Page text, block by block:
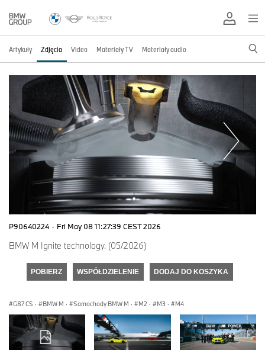
Artykuły Zdjęcia Video Materiały TV Materiały audio
P90640224 · Fri May 08 11:27:39 CEST 2026
BMW M Ignite technology. (05/2026)
POBIERZ WSPÓŁDZIELENIE DODAJ DO KOSZYKA
G87 CS · BMW M · Samochody BMW M · M2 · M3 · M4